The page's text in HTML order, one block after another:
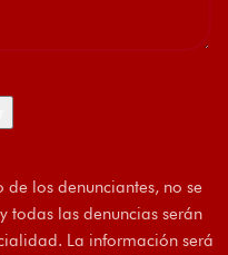
los denunciantes, no se
todas las denuncias serán
La información será